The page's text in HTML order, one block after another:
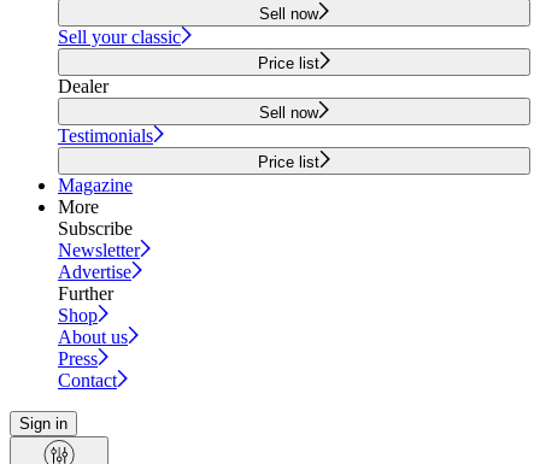
Sell now
Sell your classic
Price list
Dealer
Sell now
Testimonials
Price list
Magazine
More
Subscribe
Newsletter
Advertise
Further
Shop
About us
Press
Contact
Sign in